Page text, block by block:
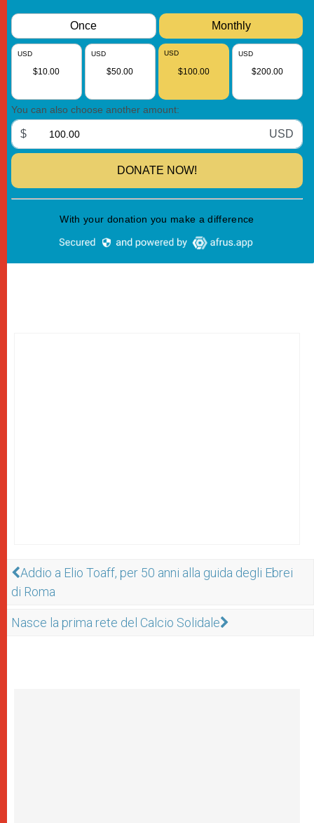
Addio a Elio Toaff, per 50 anni alla guida degli Ebrei
di Roma
Nasce la prima rete del Calcio Solidale